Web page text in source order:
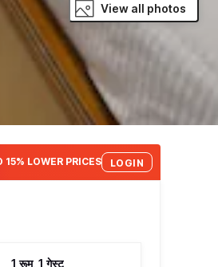
View all photos
LOWER PRICES LOGIN
1 रूम, 1 गेस्ट